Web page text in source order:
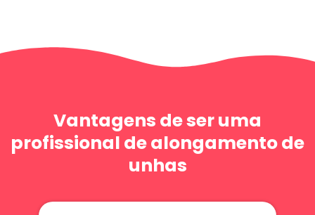
Vantagens de ser uma
profissional de alongamento de
unhas